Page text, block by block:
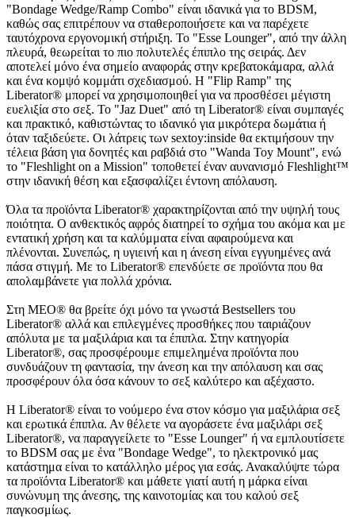
"Bondage Wedge/Ramp Combo" είναι ιδανικά για το BDSM,
καθώς σας επιτρέπουν να σταθεροποιήσετε και να παρέχετε
ταυτόχρονα εργονομική στήριξη. Το "Esse Lounger", από την άλλη
πλευρά, θεωρείται το πιο πολυτελές έπιπλο της σειράς. Δεν
αποτελεί μόνο ένα σημείο αναφοράς στην κρεβατοκάμαρα, αλλά
και ένα κομψό κομμάτι σχεδιασμού. Η "Flip Ramp" της
Liberator® μπορεί να χρησιμοποιηθεί για να προσθέσει μέγιστη
ευελιξία στο σεξ. Το "Jaz Duet" από τη Liberator® είναι συμπαγές
και πρακτικό, καθιστώντας το ιδανικό για μικρότερα δωμάτια ή
όταν ταξιδεύετε. Οι λάτρεις των sextoy:inside θα εκτιμήσουν την
τέλεια βάση για δονητές και ραβδιά στο "Wanda Toy Mount", ενώ
το "Fleshlight on a Mission" τοποθετεί έναν αυνανισμό Fleshlight™
στην ιδανική θέση και εξασφαλίζει έντονη απόλαυση.
Όλα τα προϊόντα Liberator® χαρακτηρίζονται από την υψηλή τους
ποιότητα. Ο ανθεκτικός αφρός διατηρεί το σχήμα του ακόμα και με
εντατική χρήση και τα καλύμματα είναι αφαιρούμενα και
πλένονται. Συνεπώς, η υγιεινή και η άνεση είναι εγγυημένες ανά
πάσα στιγμή. Με το Liberator® επενδύετε σε προϊόντα που θα
απολαμβάνετε για πολλά χρόνια.
Στη MEO® θα βρείτε όχι μόνο τα γνωστά Bestsellers του
Liberator® αλλά και επιλεγμένες προσθήκες που ταιριάζουν
απόλυτα με τα μαξιλάρια και τα έπιπλα. Στην κατηγορία
Liberator®, σας προσφέρουμε επιμελημένα προϊόντα που
συνδυάζουν τη φαντασία, την άνεση και την απόλαυση και σας
προσφέρουν όλα όσα κάνουν το σεξ καλύτερο και αξέχαστο.
Η Liberator® είναι το νούμερο ένα στον κόσμο για μαξιλάρια σεξ
και ερωτικά έπιπλα. Αν θέλετε να αγοράσετε ένα μαξιλάρι σεξ
Liberator®, να παραγγείλετε το "Esse Lounger" ή να εμπλουτίσετε
το BDSM σας με ένα "Bondage Wedge", το ηλεκτρονικό μας
κατάστημα είναι το κατάλληλο μέρος για εσάς. Ανακαλύψτε τώρα
τα προϊόντα Liberator® και μάθετε γιατί αυτή η μάρκα είναι
συνώνυμη της άνεσης, της καινοτομίας και του καλού σεξ
παγκοσμίως.